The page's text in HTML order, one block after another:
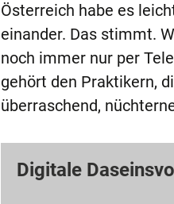
Österreich habe es
einander. Das stimmt.
noch immer nur per
gehört den Praktikern,
überraschend,
Digitale